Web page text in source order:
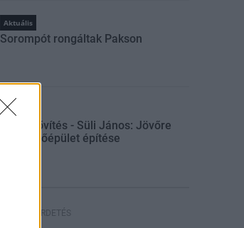
Aktuális
Sorompót rongáltak Pakson
Gazdaság
Paksi bővítés - Süli János: Jövőre
indul a főépület építése
HIRDETÉS